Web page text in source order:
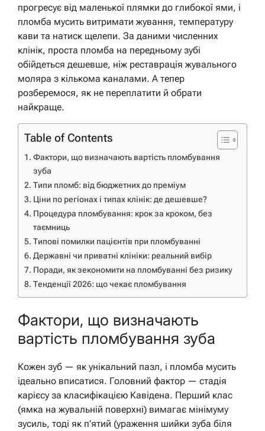
прогресує від маленької плямки до глибокої ями, і
пломба мусить витримати жування, температуру
кави та натиск щелепи. За даними численних
клінік, проста пломба на передньому зубі
обійдеться дешевше, ніж реставрація жувального
моляра з кількома каналами. А тепер
розберемося, як не переплатити й обрати
найкраще.
Table of Contents
Фактори, що визначають вартість пломбування
зуба
Типи пломб: від бюджетних до преміум
Ціни по регіонах і типах клінік: де дешевше?
Процедура пломбування: крок за кроком, без
таємниць
Типові помилки пацієнтів при пломбуванні
Державні чи приватні клініки: реальний вибір
Поради, як зекономити на пломбуванні без ризику
Тенденції 2026: що чекає пломбування
Фактори, що визначають
вартість пломбування зуба
Кожен зуб — як унікальний пазл, і пломба мусить
ідеально вписатися. Головний фактор — стадія
карієсу за класифікацією Кавідена. Перший клас
(ямка на жувальній поверхні) вимагає мінімуму
зусиль, тоді як п’ятий (ураження шийки зуба біля